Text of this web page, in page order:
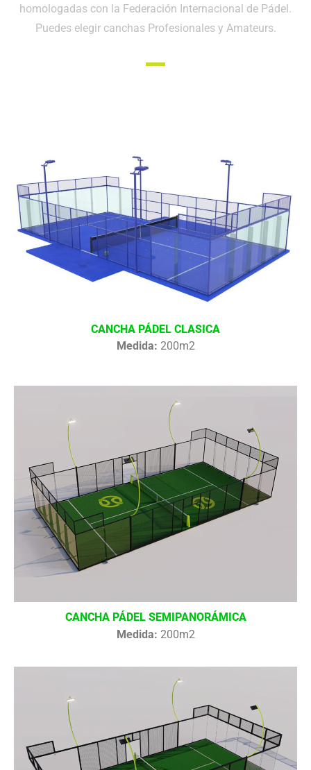
homologadas con la Federación Internacional de Pádel.
Puedes elegir canchas Profesionales y Amateurs.
CANCHA PÁDEL CLASICA
Medida: 200m2
CANCHA PÁDEL SEMIPANORÁMICA
Medida: 200m2